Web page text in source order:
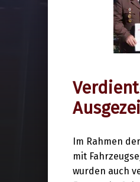
Im Rahmen
mit
wurden auch
3. Mai 2026